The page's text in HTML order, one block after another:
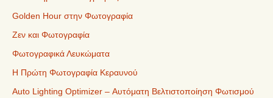
Golden Hour στην Φωτογραφία
Ζεν και Φωτογραφία
Φωτογραφικά Λευκώματα
Η Πρώτη Φωτογραφία Κεραυνού
Auto Lighting Optimizer – Αυτόματη Βελτιστοποίηση Φωτισμού